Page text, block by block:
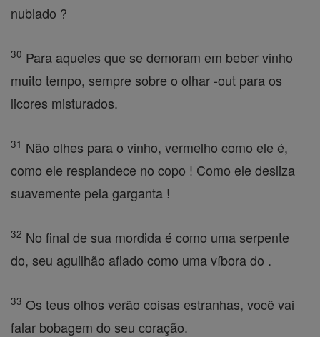
nublado ?
30 Para aqueles que se demoram em beber vinho
muito tempo, sempre sobre o olhar -out para os
licores misturados.
31 Não olhes para o vinho, vermelho como ele é,
como ele resplandece no copo ! Como ele desliza
suavemente pela garganta !
32 No final de sua mordida é como uma serpente
do, seu aguilhão afiado como uma víbora do .
33 Os teus olhos verão coisas estranhas, você vai
falar bobagem do seu coração.